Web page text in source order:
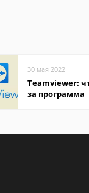
30 мая 2022
Teamviewer:
за программа